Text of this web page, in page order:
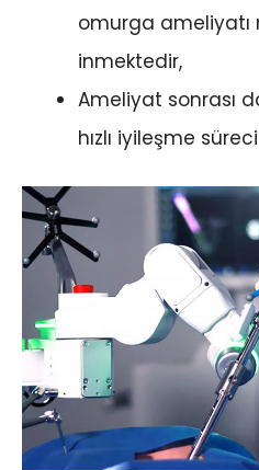
omurga ameliyatı
inmektedir,
Ameliyat sonrası
hızlı iyileşme